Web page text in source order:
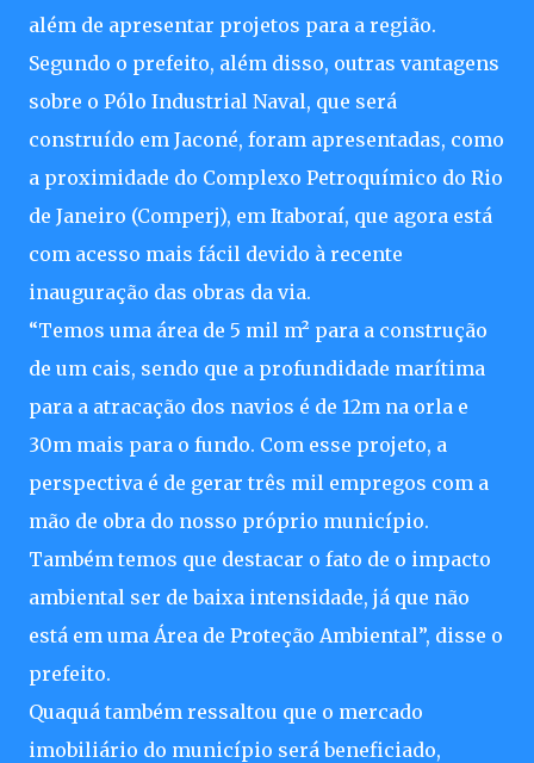
além de apresentar projetos para a região.
Segundo o prefeito, além disso, outras vantagens
sobre o Pólo Industrial Naval, que será
construído em Jaconé, foram apresentadas, como
a proximidade do Complexo Petroquímico do Rio
de Janeiro (Comperj), em Itaboraí, que agora está
com acesso mais fácil devido à recente
inauguração das obras da via.
“Temos uma área de 5 mil m² para a construção
de um cais, sendo que a profundidade marítima
para a atracação dos navios é de 12m na orla e
30m mais para o fundo. Com esse projeto, a
perspectiva é de gerar três mil empregos com a
mão de obra do nosso próprio município.
Também temos que destacar o fato de o impacto
ambiental ser de baixa intensidade, já que não
está em uma Área de Proteção Ambiental”, disse o
prefeito.
Quaquá também ressaltou que o mercado
imobiliário do município será beneficiado,